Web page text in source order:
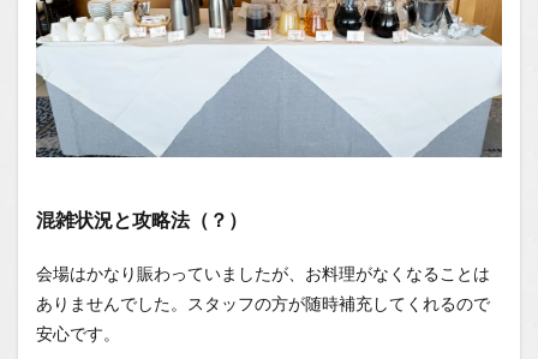
混雑状況と攻略法（？）
会場はかなり賑わっていましたが、お料理がなくなることは
ありませんでした。スタッフの方が随時補充してくれるので
安心です。